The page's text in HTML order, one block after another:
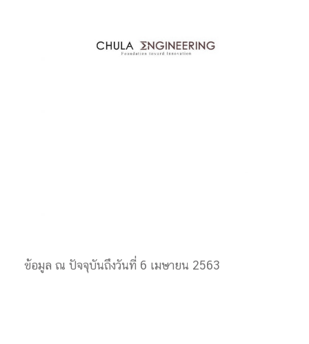
ข้อมูล ณ ปัจจุบันถึงวันที่ 6 เมษายน 2563